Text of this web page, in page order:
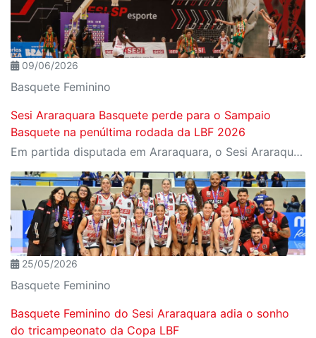
09/06/2026
Basquete Feminino
Sesi Araraquara Basquete perde para o Sampaio
Basquete na penúltima rodada da LBF 2026
Em partida disputada em Araraquara, o Sesi Araraquara foi superado pelo Sampaio Basquete por 61 a 48, pela penúltima partida da LBF.
25/05/2026
Basquete Feminino
Basquete Feminino do Sesi Araraquara adia o sonho
do tricampeonato da Copa LBF